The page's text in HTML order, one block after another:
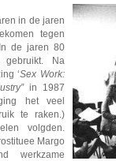
in de jaren
tegen
de jaren 80
Na
‘Sex Work:
in 1987
het veel
te raken.)
volgden.
Margo
werkzame